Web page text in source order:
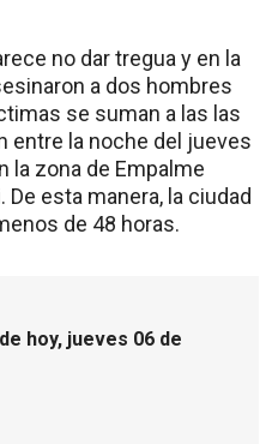
no dar tregua y en la
a dos hombres
se suman a las las
entre la noche del jueves
la zona de Empalme
esta manera, la ciudad
de 48 horas.
hoy, jueves 06 de